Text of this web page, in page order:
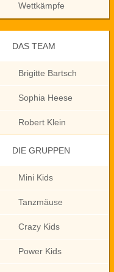
Wettkämpfe
DAS TEAM
Brigitte Bartsch
Sophia Heese
Robert Klein
DIE GRUPPEN
Mini Kids
Tanzmäuse
Crazy Kids
Power Kids